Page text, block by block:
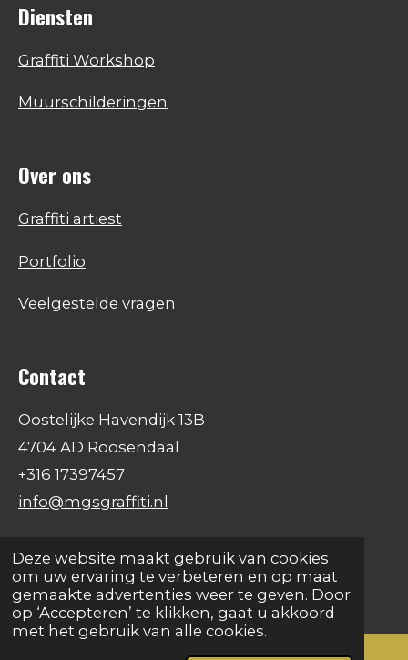
Deze website maakt gebruik van cookies
om uw ervaring te verbeteren en op maat
gemaakte advertenties weer te geven. Door
op ‘Accepteren’ te klikken, gaat u akkoord
met het gebruik van alle cookies.
Diensten
Graffiti Workshop
Muurschilderingen
Over ons
Graffiti artiest
Portfolio
Veelgestelde vragen
Contact
Oostelijke Havendijk 13B
4704 AD Roosendaal
+316 17397457
info@mgsgraffiti.nl
F
a
c
e
b
I
n
s
t
a
W
h
a
t
s
© 2026 All rights Reserved - MGS GRAFFITI